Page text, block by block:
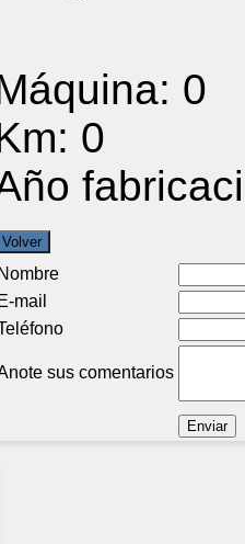
0
0
Nombre
E-mail
sus comentarios